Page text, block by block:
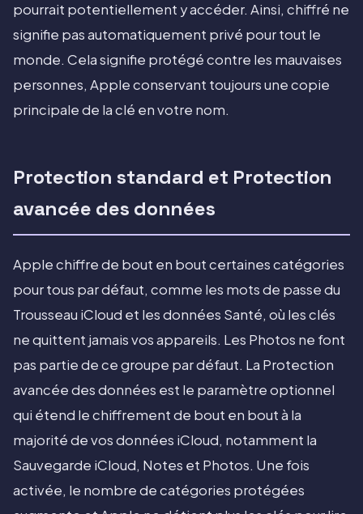
pourrait potentiellement y accéder. Ainsi, chiffré ne
signifie pas automatiquement privé pour tout le
monde. Cela signifie protégé contre les mauvaises
personnes, Apple conservant toujours une copie
principale de la clé en votre nom.
Protection standard et Protection
avancée des données
Apple chiffre de bout en bout certaines catégories
pour tous par défaut, comme les mots de passe du
Trousseau iCloud et les données Santé, où les clés
ne quittent jamais vos appareils. Les Photos ne font
pas partie de ce groupe par défaut. La Protection
avancée des données est le paramètre optionnel
qui étend le chiffrement de bout en bout à la
majorité de vos données iCloud, notamment la
Sauvegarde iCloud, Notes et Photos. Une fois
activée, le nombre de catégories protégées